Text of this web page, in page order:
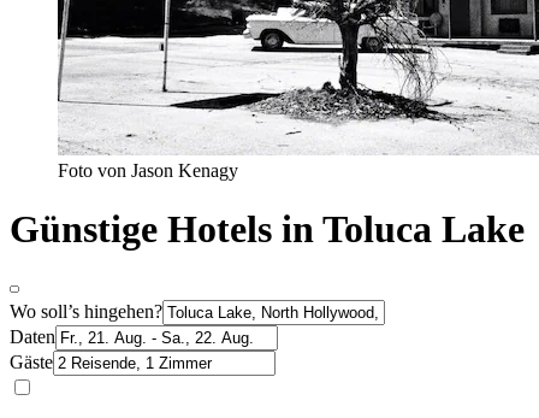
Foto von Jason Kenagy
Günstige Hotels in Toluca Lake
Wo soll’s hingehen?
Daten
Gäste